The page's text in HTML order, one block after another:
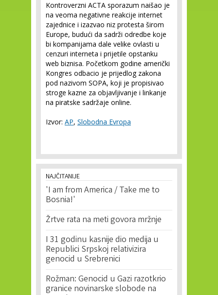
Kontroverzni ACTA sporazum naišao je
na veoma negativne reakcije internet
zajednice i izazvao niz protesta širom
Europe, budući da sadrži odredbe koje
bi kompanijama dale velike ovlasti u
cenzuri interneta i prijetile opstanku
web biznisa. Početkom godine američki
Kongres odbacio je prijedlog zakona
pod nazivom SOPA, koji je propisivao
stroge kazne za objavljivanje i linkanje
na piratske sadržaje online.
Izvor: AP, Slobodna Evropa
NAJČITANIJE
'I am from America / Take me to
Bosnia!'
Žrtve rata na meti govora mržnje
I 31 godinu kasnije dio medija u
Republici Srpskoj relativizira
genocid u Srebrenici
Rožman: Genocid u Gazi razotkrio
granice novinarske slobode na